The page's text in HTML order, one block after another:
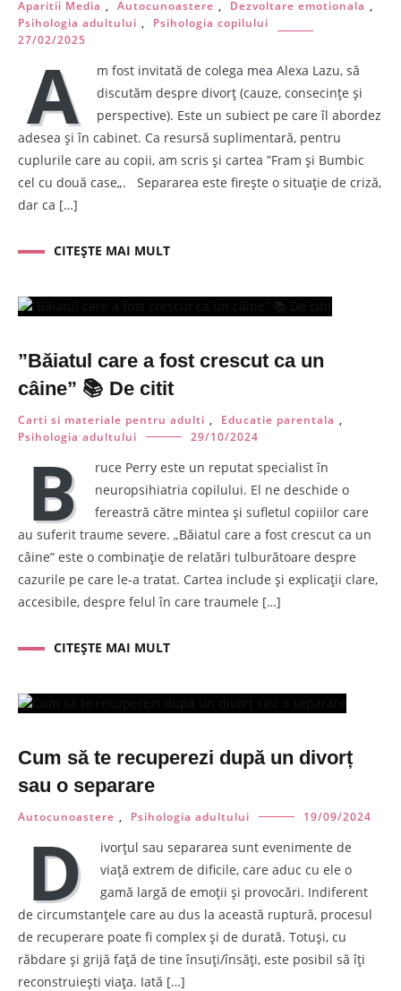
Aparitii Media , Autocunoastere , Dezvoltare emotionala ,
Psihologia adultului ,
Psihologia copilului
27/02/2025
A
m fost invitată de colega mea Alexa Lazu, să
discutăm despre divorț (cauze, consecințe și
perspective). Este un subiect pe care îl abordez
adesea și în cabinet. Ca resursă suplimentară, pentru
cuplurile care au copii, am scris și cartea ”Fram și Bumbic
cel cu două case„. Separarea este firește o situație de criză,
dar ca […]
CITEȘTE MAI MULT
”Băiatul care a fost crescut ca un
câine” 📚 De citit
Carti si materiale pentru adulti , Educatie parentala ,
Psihologia adultului
29/10/2024
B
ruce Perry este un reputat specialist în
neuropsihiatria copilului. El ne deschide o
fereastră către mintea și sufletul copiilor care
au suferit traume severe. „Băiatul care a fost crescut ca un
câine” este o combinație de relatări tulburătoare despre
cazurile pe care le-a tratat. Cartea include și explicații clare,
accesibile, despre felul în care traumele […]
CITEȘTE MAI MULT
Cum să te recuperezi după un divorț
sau o separare
Autocunoastere , Psihologia adultului 19/09/2024
D
ivorțul sau separarea sunt evenimente de
viață extrem de dificile, care aduc cu ele o
gamă largă de emoții și provocări. Indiferent
de circumstanțele care au dus la această ruptură, procesul
de recuperare poate fi complex și de durată. Totuși, cu
răbdare și grijă față de tine însuți/însăți, este posibil să îți
reconstruiești viața. Iată […]